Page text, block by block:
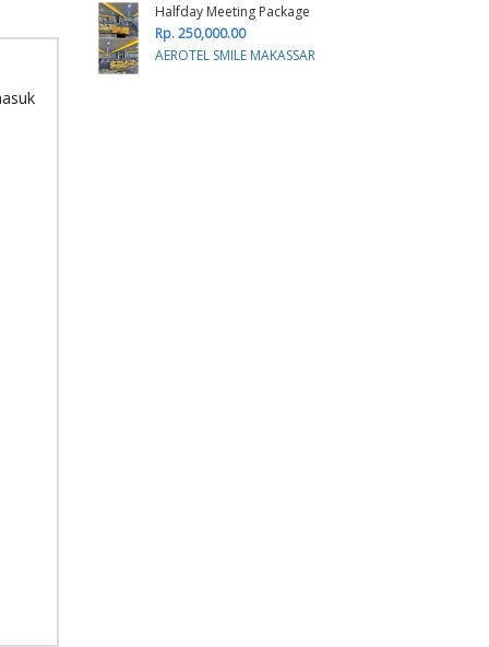
Halfday Meeting Package
Rp. 250,000.00
AEROTEL SMILE MAKASSAR